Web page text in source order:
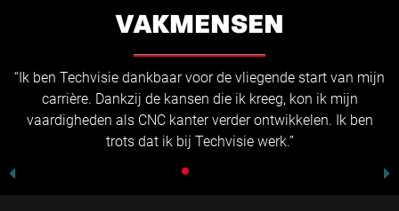
VAKMENSEN
“Ik ben Techvisie dankbaar voor de vliegende start van mijn
carrière. Dankzij de kansen die ik kreeg, kon ik mijn
vaardigheden als CNC kanter verder ontwikkelen. Ik ben
trots dat ik bij Techvisie werk.”